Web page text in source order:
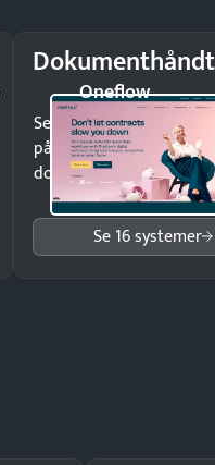
Oneflow
Send kontrakter til
på minutter og mist
dokumenter.
Se 16 systemer